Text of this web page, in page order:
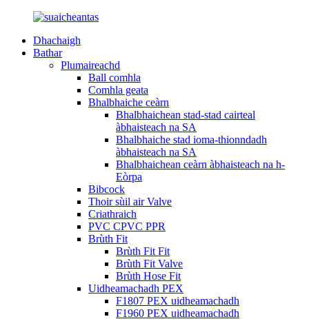
Dhachaigh
Bathar
Plumaireachd
Ball comhla
Comhla geata
Bhalbhaiche ceàrn
Bhalbhaichean stad-stad cairteal
àbhaisteach na SA
Bhalbhaiche stad ioma-thionndadh
àbhaisteach na SA
Bhalbhaichean ceàrn àbhaisteach na h-
Eòrpa
Bibcock
Thoir sùil air Valve
Criathraich
PVC CPVC PPR
Brùth Fit
Brùth Fit Fit
Brùth Fit Valve
Brùth Hose Fit
Uidheamachadh PEX
F1807 PEX uidheamachadh
F1960 PEX uidheamachadh